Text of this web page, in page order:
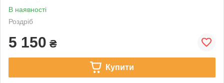
В наявності
Роздріб
5 150 ₴
Купити